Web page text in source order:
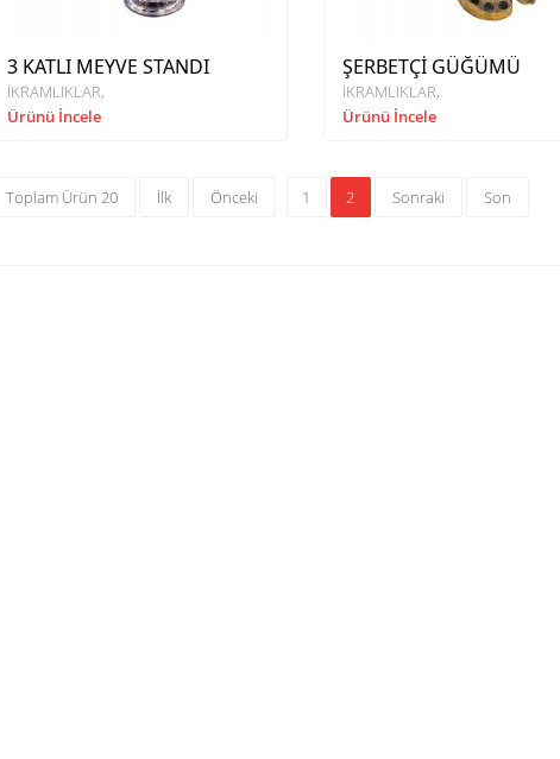
3 KATLI MEYVE STANDI
İKRAMLIKLAR
Ürünü İncele
ŞERBETÇİ GÜĞÜMÜ
İKRAMLIKLAR
Ürünü İncele
Toplam Ürün 20 İlk Önceki 1 2 Sonraki Son